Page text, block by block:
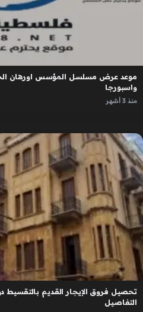
واسبورجا
منذ 3 أشهر
تحصيل فروق الإيجار القديم
التفاصيل